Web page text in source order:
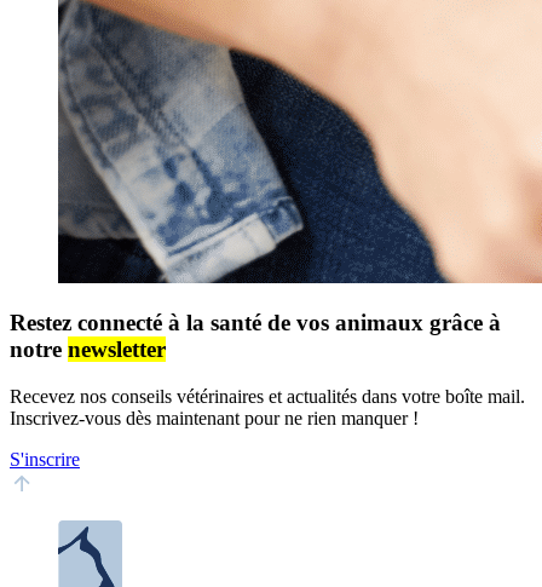
Restez connecté à la santé de vos animaux grâce à
notre newsletter
Recevez nos conseils vétérinaires et actualités dans votre boîte mail.
Inscrivez-vous dès maintenant pour ne rien manquer !
S'inscrire